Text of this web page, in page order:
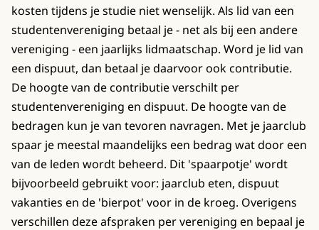
kosten tijdens je studie niet wenselijk. Als lid van een
studentenvereniging betaal je - net als bij een andere
vereniging - een jaarlijks lidmaatschap. Word je lid van
een dispuut, dan betaal je daarvoor ook contributie.
De hoogte van de contributie verschilt per
studentenvereniging en dispuut. De hoogte van de
bedragen kun je van tevoren navragen. Met je jaarclub
spaar je meestal maandelijks een bedrag wat door een
van de leden wordt beheerd. Dit 'spaarpotje' wordt
bijvoorbeeld gebruikt voor: jaarclub eten, dispuut
vakanties en de 'bierpot' voor in de kroeg. Overigens
verschillen deze afspraken per vereniging en bepaal je